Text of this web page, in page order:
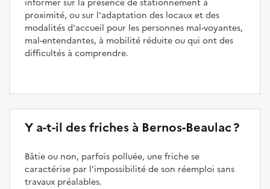
proximité, ou sur l'adaptation des locaux et des
modalités d'accueil pour les personnes mal-voyantes,
mal-entendantes, à mobilité réduite ou qui ont des
difficultés à comprendre.
Y a-t-il des friches à Bernos-Beaulac ?
Bâtie ou non, parfois polluée, une friche se
caractérise par l'impossibilité de son réemploi sans
travaux préalables.